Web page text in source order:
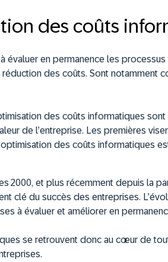
des coûts
évaluer en permanence les
des coûts. Sont notamment
des coûts informatiques sont
de l’entreprise. Les premières
des coûts informatiques
2000, et plus récemment depuis la
clé du succès des entreprises.
à évaluer et améliorer en
se retrouvent donc au cœur de